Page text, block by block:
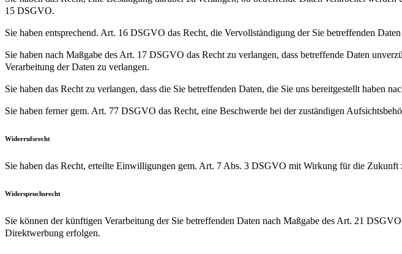
15 DSGVO.
Sie haben entsprechend. Art. 16 DSGVO das Recht, die Vervollständigung der Sie betreffenden
Sie haben nach Maßgabe des Art. 17 DSGVO das Recht zu verlangen, dass betreffende Daten
Verarbeitung der Daten zu verlangen.
Sie haben das Recht zu verlangen, dass die Sie betreffenden Daten, die Sie uns bereitgestellt
Sie haben ferner gem. Art. 77 DSGVO das Recht, eine Beschwerde bei der zuständigen
Widerrufsrecht
Sie haben das Recht, erteilte Einwilligungen gem. Art. 7 Abs. 3 DSGVO mit Wirkung für die Zukunft
Widerspruchsrecht
Sie können der künftigen Verarbeitung der Sie betreffenden Daten nach Maßgabe des Art. 21
Direktwerbung erfolgen.